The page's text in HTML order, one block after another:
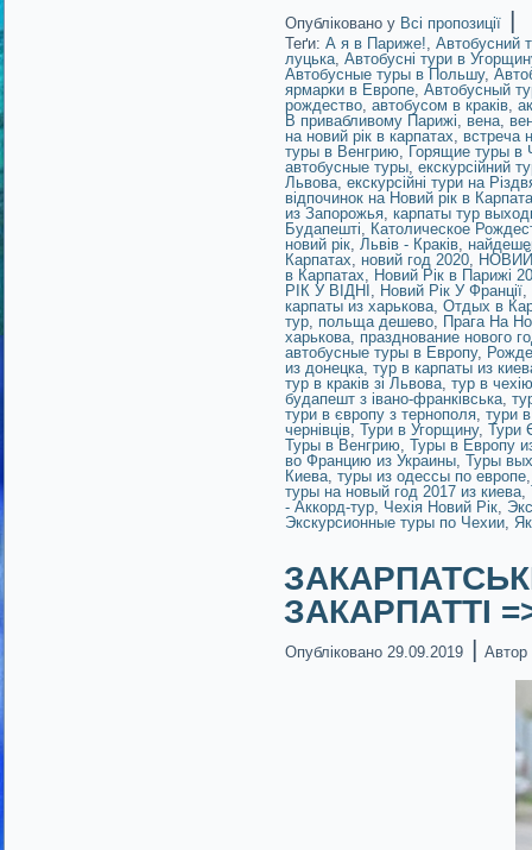
Опубліковано у Всі пропозиції |
Теґи: А я в Париже!, Автобусний
луцька, Автобусні тури в
Автобусные туры в Польшу,
ярмарки в Европе, Автобусный
рождество, автобусом в краків,
В привабливому Парижі, вена,
на новий рік в карпатах, встреча
туры в Венгрию, Горящие туры в
автобусные туры, екскурсійний
Львова, екскурсійні тури на
відпочинок на Новий рік в
из Запорожья, карпаты тур
Будапешті, Католическое
новий рік, Львів - Краків,
Карпатах, новий год 2020, НОВИЙ
в Карпатах, Новий Рік в Парижі
РІК У ВІДНІ , Новий Рік У Франції,
карпаты из харькова, Отдых в
тур, польща дешево, Прага На
харькова, празднование нового
автобусные туры в Европу,
из донецка, тур в карпаты из
тур в краків зі Львова, тур в чехію
будапешт з івано-франківська,
тури в європу з тернополя, тури
чернівців, Тури в Угорщину, Тури
Туры в Венгрию, Туры в Европу
во Францию из Украины, Туры
Киева, туры из одессы по европе
туры на новый год 2017 из киева,
- Аккорд-тур, Чехія Новий Рік,
Экскурсионные туры по Чехии,
ЗАКАРПАТТІ
Опубліковано 29.09.2019 | Автор